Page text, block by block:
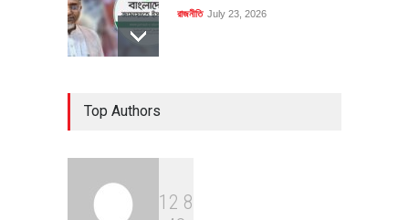
রাজনীতি July 23, 2026
বৈশ্বিক প্রতিযোগিতা সক্ষমতা বাড়াতে
Top Authors
1 2 8